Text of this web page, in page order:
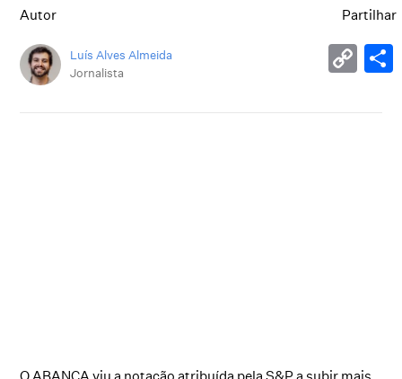
Autor
Luís Alves Almeida
Jornalista
Partilhar
O ABANCA viu a notação atribuída pela S&P a subir mais